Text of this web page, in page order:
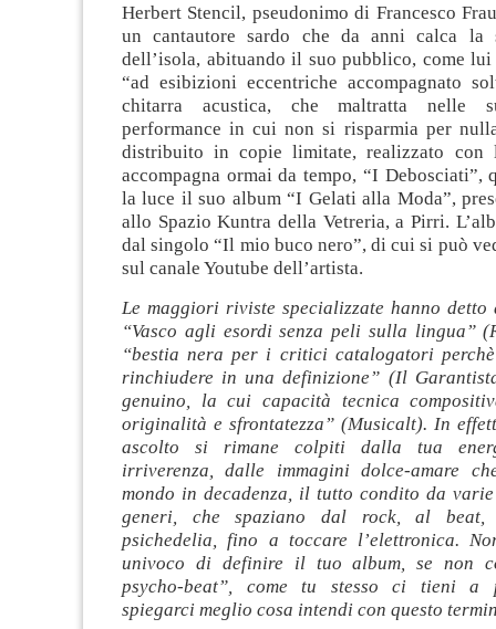
Herbert Stencil, pseudonimo di Francesco
un cantautore sardo che da anni calca la
dell’isola, abituando il suo pubblico, come lui
“ad esibizioni eccentriche accompagnato
chitarra acustica, che maltratta nelle
performance in cui non si risparmia per
distribuito in copie limitate, realizzato con
accompagna ormai da tempo, “I Debosciati”,
la luce il suo album “I Gelati alla Moda”,
allo Spazio Kuntra della Vetreria, a Pirri.
dal singolo “Il mio buco nero”, di cui si può
sul canale Youtube dell’artista.
Le maggiori riviste specializzate hanno detto
“Vasco agli esordi senza peli sulla lingua”
“bestia nera per i critici catalogatori
rinchiudere in una definizione” (Il
genuino, la cui capacità tecnica
originalità e sfrontatezza” (Musicalt). In
ascolto si rimane colpiti dalla tua
irriverenza, dalle immagini dolce-amare
mondo in decadenza, il tutto condito da
generi, che spaziano dal rock, al
psichedelia, fino a toccare l’elettronica.
univoco di definire il tuo album, se non
psycho-beat”, come tu stesso ci tieni a
spiegarci meglio cosa intendi con questo